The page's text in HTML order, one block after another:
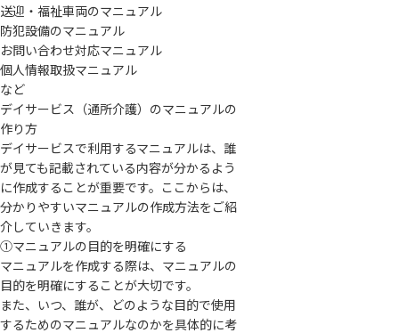
送迎・福祉車両のマニュアル
防犯設備のマニュアル
お問い合わせ対応マニュアル
個人情報取扱マニュアル
など
デイサービス（通所介護）のマニュアルの
作り方
デイサービスで利用するマニュアルは、誰
が見ても記載されている内容が分かるよう
に作成することが重要です。ここからは、
分かりやすいマニュアルの作成方法をご紹
介していきます。
①マニュアルの目的を明確にする
マニュアルを作成する際は、マニュアルの
目的を明確にすることが大切です。
また、いつ、誰が、どのような目的で使用
するためのマニュアルなのかを具体的に考